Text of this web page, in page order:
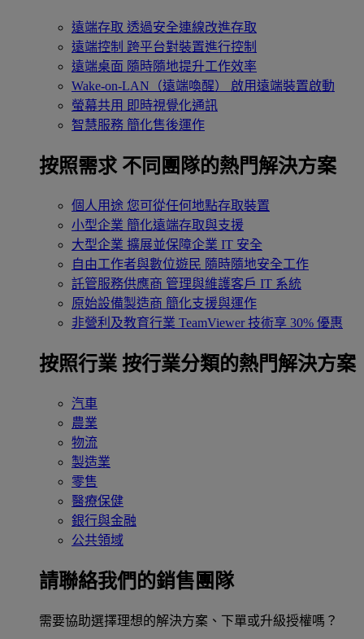
遠端存取 透過安全連線改進存取
遠端控制 跨平台對裝置進行控制
遠端桌面 隨時隨地提升工作效率
Wake-on-LAN（遠端喚醒）
啟用遠端裝置啟動
螢幕共用 即時視覺化通訊
智慧服務 簡化售後運作
按照需求 不同團隊的熱門解決方案
個人用途 您可從任何地點存取裝置
小型企業 簡化遠端存取與支援
大型企業 擴展並保障企業 IT 安全
自由工作者與數位遊民 隨時隨地安全工作
託管服務供應商 管理與維護客戶 IT 系統
原始設備製造商 簡化支援與運作
非營利及教育行業 TeamViewer 技術享 30% 優惠
按照行業 按行業分類的熱門解決方案
汽車
農業
物流
製造業
零售
醫療保健
銀行與金融
公共領域
請聯絡我們的銷售團隊
需要協助選擇理想的解決方案、下單或升級授權嗎？